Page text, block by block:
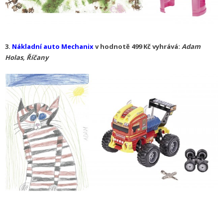
3. Nákladní auto Mechanixv hodnotě 499 Kč vyhrává: Adam
Holas, Říčany